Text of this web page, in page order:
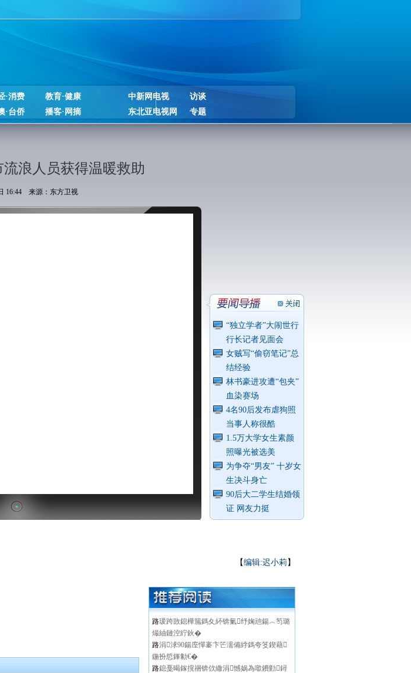
·消费
教育·健康
·台侨 播客·网摘
中新网电视
访谈
东北亚电视网
专题
浪人员获得温暖救助
16:44 来源：东方卫视
“独立学者”大闹世行
行长记者见面会
女贼写“偷窃笔记”总
结经验
林书豪进攻遭“包夹”
血染赛场
4名90后发布虐狗照
当事人称很酷
1.5万大学女生素颜
照曝光被选美
为争夺“男友” 十岁女
生决斗身亡
90后大二学生结婚领
证 网友力挺
【编辑:迟小莉 】
路瑗跨敳鎴樺箷鎷夊紑锛氭纾婅兘鍚︿笉璐
熶紬鏈涳紵鈥�
路涓浗90鍚庢憚褰卞笀濡備綍鎷夸笅鍥藉
鍦扮悊鎽勨€�
路鎴戞暍鎵撹祵锛佽繖涓憾娲為噷鐨勭鐞